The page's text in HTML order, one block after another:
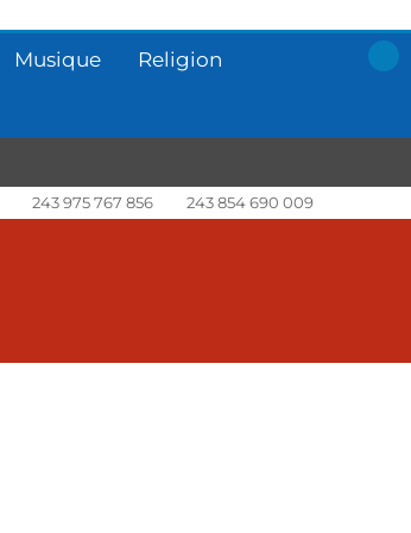
Musique Religion
243 975 767 856 243 854 690 009